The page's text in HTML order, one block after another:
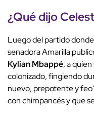
¿Qué dijo
Luego del partido donde
senadora Amarilla
Kylian Mbappé, a
colonizado, fingiendo
nuevo, prepotente y
con chimpancés y que